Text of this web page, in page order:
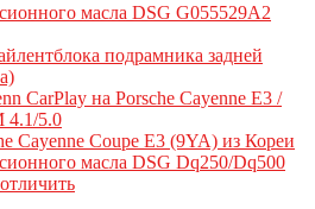
масла DSG G055529A2
подрамника задней
CarPlay на Porsche Cayenne E3 /
4.1/5.0
Cayenne Coupe E3 (9YA) из Кореи
масла DSG Dq250/Dq500